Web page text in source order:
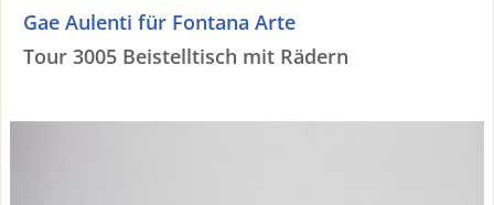
Gae Aulenti für Fontana Arte
Tour 3005 Beistelltisch mit Rädern